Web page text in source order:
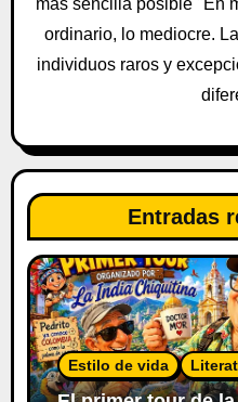
r
a
a
s
ordinario, lo mediocre.
individuos raros y
Entradas
Estilo de vida